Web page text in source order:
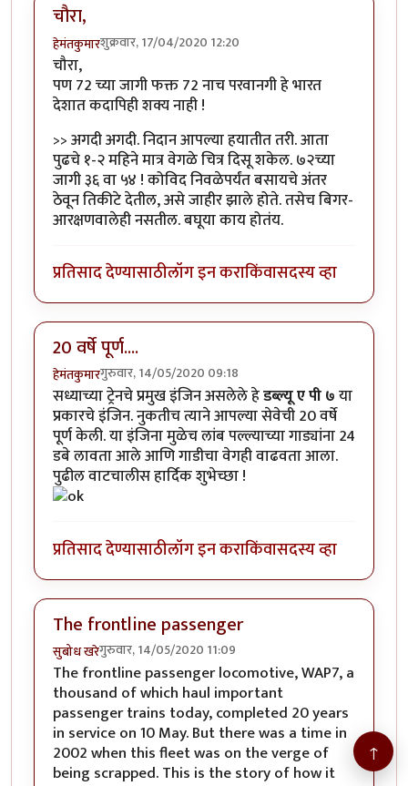
चौरा,
हेमंतकुमारशुक्रवार, 17/04/2020 12:20
चौरा,
पण 72 च्या जागी फक्त 72 नाच परवानगी हे भारत
देशात कदापिही शक्य नाही !
>> अगदी अगदी. निदान आपल्या हयातीत तरी. आता
पुढचे १-२ महिने मात्र वेगळे चित्र दिसू शकेल. ७२च्या
जागी ३६ वा ५४ ! कोविद निवळेपर्यंत बसायचे अंतर
ठेवून तिकीटे देतील, असे जाहीर झाले होते. तसेच बिगर-
आरक्षणवालेही नसतील. बघूया काय होतंय.
प्रतिसाद देण्यासाठीलॉग इन कराकिंवासदस्य व्हा
20 वर्षे पूर्ण....
हेमंतकुमारगुरुवार, 14/05/2020 09:18
सध्याच्या ट्रेनचे प्रमुख इंजिन असलेले हेडब्ल्यू ए पी ७या
प्रकारचे इंजिन. नुकतीच त्याने आपल्या सेवेची 20 वर्षे
पूर्ण केली. या इंजिना मुळेच लांब पल्ल्याच्या गाड्यांना 24
डबे लावता आले आणि गाडीचा वेगही वाढवता आला.
पुढील वाटचालीस हार्दिक शुभेच्छा !
प्रतिसाद देण्यासाठीलॉग इन कराकिंवासदस्य व्हा
The frontline passenger
सुबोध खरेगुरुवार, 14/05/2020 11:09
The frontline passenger locomotive, WAP7, a
thousand of which haul important
passenger trains today, completed 20 years
in service on 10 May. But there was a time in
2002 when this fleet was on the verge of
being scrapped. This is the story of how it
↑